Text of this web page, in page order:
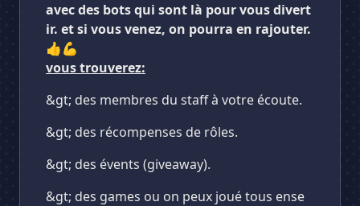
avec des bots qui sont là pour vous divert
ir. et si vous venez, on pourra en rajouter.
👍💪
vous trouverez:
&gt; des membres du staff à votre écoute.
&gt; des récompenses de rôles.
&gt; des évents (giveaway).
&gt; des games ou on peux joué tous ense